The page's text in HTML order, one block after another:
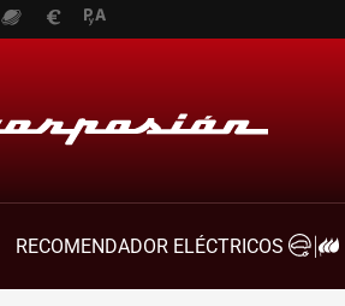
RECOMENDADOR ELÉCTRICOS